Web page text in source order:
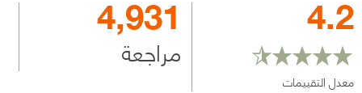
4.2
معدل التقييمات
4,931
مراجعة